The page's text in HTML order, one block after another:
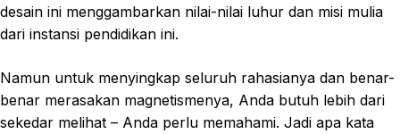
desain ini menggambarkan nilai-nilai luhur dan misi mulia
dari instansi pendidikan ini.
Namun untuk menyingkap seluruh rahasianya dan benar-
benar merasakan magnetismenya, Anda butuh lebih dari
sekedar melihat – Anda perlu memahami. Jadi apa kata